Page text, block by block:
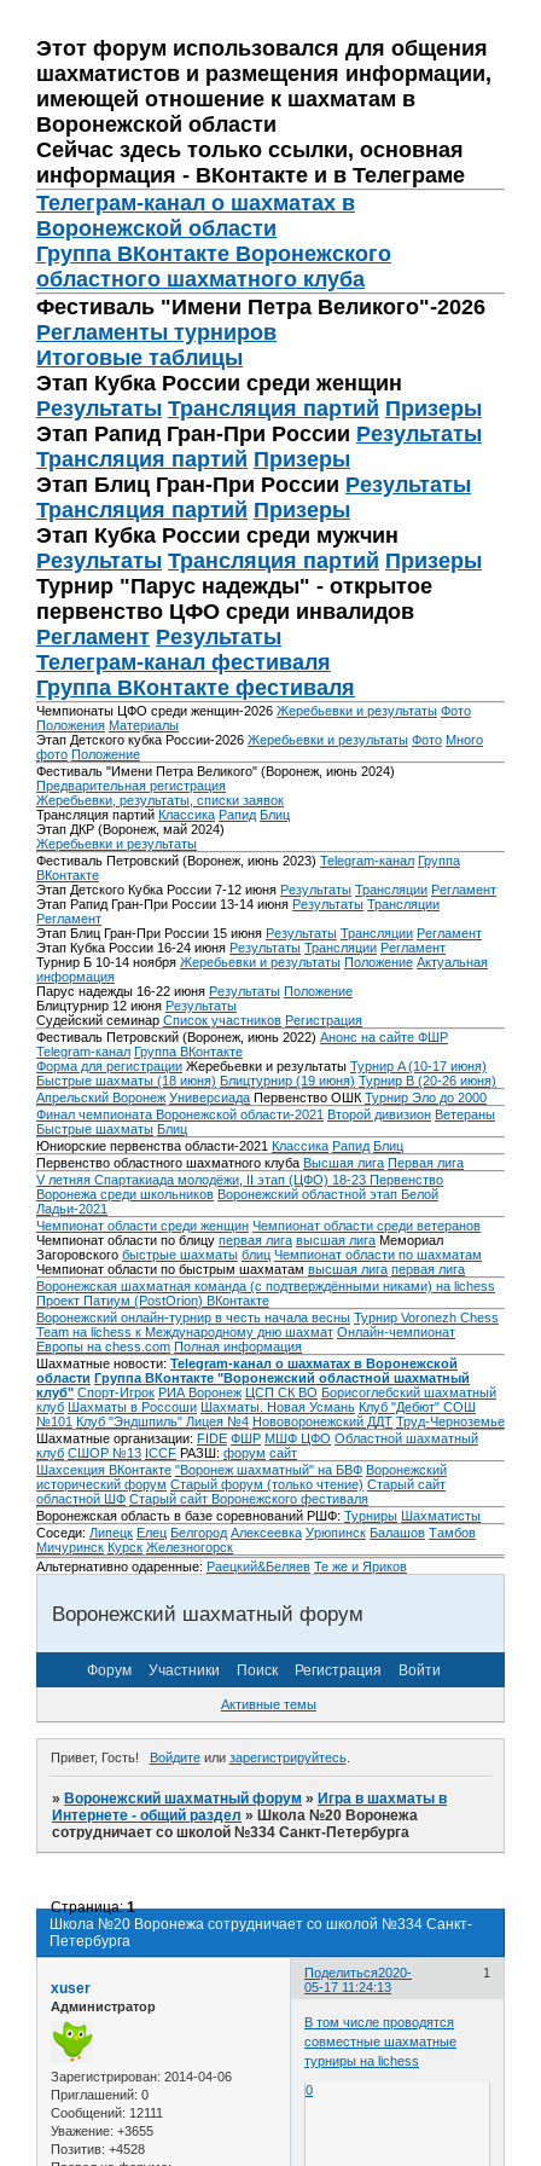
Этот форум использовался для общения
шахматистов и размещения информации,
имеющей отношение к шахматам в
Воронежской области
Сейчас здесь только ссылки, основная
информация - ВКонтакте и в Телеграме
Телеграм-канал о шахматах в
Воронежской области
Группа ВКонтакте Воронежского
областного шахматного клуба
Фестиваль "Имени Петра Великого"-2026
Регламенты турниров
Итоговые таблицы
Этап Кубка России среди женщин
Результаты Трансляция партий Призеры
Этап Рапид Гран-При России Результаты
Трансляция партий Призеры
Этап Блиц Гран-При России Результаты
Трансляция партий Призеры
Этап Кубка России среди мужчин
Результаты Трансляция партий Призеры
Турнир "Парус надежды" - открытое
первенство ЦФО среди инвалидов
Регламент Результаты
Телеграм-канал фестиваля
Группа ВКонтакте фестиваля
Чемпионаты ЦФО среди женщин-2026 Жеребьевки и результаты Фото
Положения Материалы
Этап Детского кубка России-2026 Жеребьевки и результаты Фото Много
фото Положение
Фестиваль "Имени Петра Великого" (Воронеж, июнь 2024)
Предварительная регистрация
Жеребьевки, результаты, списки заявок
Трансляция партий Классика Рапид Блиц
Этап ДКР (Воронеж, май 2024)
Жеребьевки и результаты
Фестиваль Петровский (Воронеж, июнь 2023) Telegram-канал Группа
ВКонтакте
Этап Детского Кубка России 7-12 июня Результаты Трансляции Регламент
Этап Рапид Гран-При России 13-14 июня Результаты Трансляции
Регламент
Этап Блиц Гран-При России 15 июня Результаты Трансляции Регламент
Этап Кубка России 16-24 июня Результаты Трансляции Регламент
Турнир Б 10-14 ноября Жеребьевки и результаты Положение Актуальная
информация
Парус надежды 16-22 июня Результаты Положение
Блицтурнир 12 июня Результаты
Судейский семинар Список участников Регистрация
Фестиваль Петровский (Воронеж, июнь 2022) Анонс на сайте ФШР
Telegram-канал Группа ВКонтакте
Форма для регистрации Жеребьевки и результаты Турнир A (10-17 июня)
Быстрые шахматы (18 июня) Блицтурнир (19 июня) Турнир B (20-26 июня)
Апрельский Воронеж Универсиада Первенство ОШК Турнир Эло до 2000
Финал чемпионата Воронежской области-2021 Второй дивизион Ветераны
Быстрые шахматы Блиц
Юниорские первенства области-2021 Классика Рапид Блиц
Первенство областного шахматного клуба Высшая лига Первая лига
V летняя Спартакиада молодёжи, II этап (ЦФО) 18-23 Первенство
Воронежа среди школьников Воронежский областной этап Белой
Ладьи-2021
Чемпионат области среди женщин Чемпионат области среди ветеранов
Чемпионат области по блицу первая лига высшая лига Мемориал
Загоровского быстрые шахматы блиц Чемпионат области по шахматам
Чемпионат области по быстрым шахматам высшая лига первая лига
Воронежская шахматная команда (с подтверждёнными никами) на lichess
Проект Патиум (PostOrion) ВКонтакте
Воронежский онлайн-турнир в честь начала весны Турнир Voronezh Chess
Team на lichess к Международному дню шахмат Онлайн-чемпионат
Европы на chess.com Полная информация
Шахматные новости: Telegram-канал о шахматах в Воронежской
области Группа ВКонтакте "Воронежский областной шахматный
клуб" Спорт-Игрок РИА Воронеж ЦСП СК ВО Борисоглебский шахматный
клуб Шахматы в Россоши Шахматы. Новая Усмань Клуб "Дебют" СОШ
№101 Клуб "Эндшпиль" Лицея №4 Нововоронежский ДДТ Труд-Черноземье
Шахматные организации: FIDE ФШР МШФ ЦФО Областной шахматный
клуб СШОР №13 ICCF РАЗШ: форум сайт
Шахсекция ВКонтакте "Воронеж шахматный" на БВФ Воронежский
исторический форум Cтарый форум (только чтение) Старый сайт
областной ШФ Старый сайт Воронежского фестиваля
Воронежская область в базе соревнований РШФ: Турниры Шахматисты
Соседи: Липецк Елец Белгород Алексеевка Урюпинск Балашов Тамбов
Мичуринск Курск Железногорск
Альтернативно одаренные: Раецкий&Беляев Те же и Яриков
Воронежский шахматный форум
Форум Участники Поиск Регистрация Войти
Активные темы
Привет, Гость! Войдитеили зарегистрируйтесь.
»Воронежский шахматный форум »Игра в шахматы в
Интернете - общий раздел »Школа №20 Воронежа
сотрудничает со школой №334 Санкт-Петербурга
Школа №20 Воронежа сотрудничает со школой №334 Санкт-
Петербурга
Страница:1
Поделиться 1
2020-
05-17 11:24:13
xuser
Администратор
Зарегистрирован: 2014-04-06
Приглашений: 0
Сообщений: 12111
Уважение: +3655
Позитив: +4528
В том числе проводятся
совместные шахматные
турниры на lichess
0